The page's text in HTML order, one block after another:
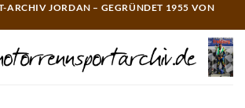
ARCHIV JORDAN – GEGRÜNDET 1955 VON